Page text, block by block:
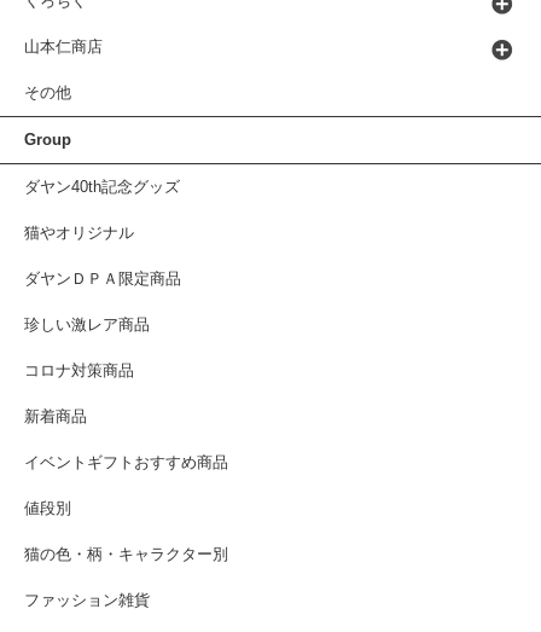
山本仁商店
その他
Group
ダヤン40th記念グッズ
猫やオリジナル
ダヤンＤＰＡ限定商品
珍しい激レア商品
コロナ対策商品
新着商品
イベントギフトおすすめ商品
値段別
猫の色・柄・キャラクター別
ファッション雑貨